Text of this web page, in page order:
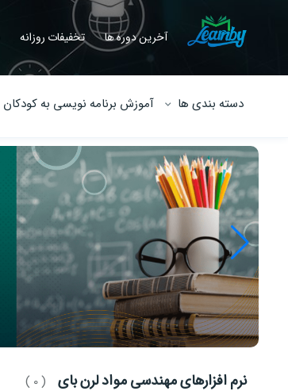
آخرین دوره ها تخفیفات روزانه
دسته بندی ها آموزش برنامه نویسی به کودکان
نرم افزارهای مهندسی مواد لرن بای ( 0 )